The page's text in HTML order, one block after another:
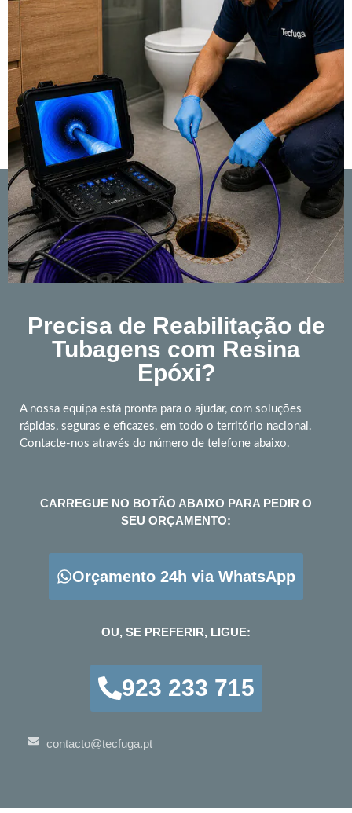
Precisa de Reabilitação de
Tubagens com Resina
Epóxi?
A nossa equipa está pronta para o ajudar, com soluções
rápidas, seguras e eficazes, em todo o território nacional.
Contacte-nos através do número de telefone abaixo.
CARREGUE NO BOTÃO ABAIXO PARA PEDIR O
SEU ORÇAMENTO:
Orçamento 24h via WhatsApp
OU, SE PREFERIR, LIGUE:
923 233 715
contacto@tecfuga.pt